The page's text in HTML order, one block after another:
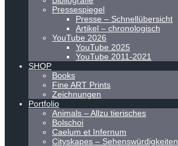
Pressespiegel
Presse – Schnellübersicht
Artikel – chronologisch
YouTube 2026
YouTube 2025
YouTube 2011-2021
SHOP
Books
Fine ART Prints
Zeichnungen
Portfolio
Animals – Allzu tierisches
Bolschoi
Caelum et Infernum
Cityskapes – Sehenswürdigkeiten